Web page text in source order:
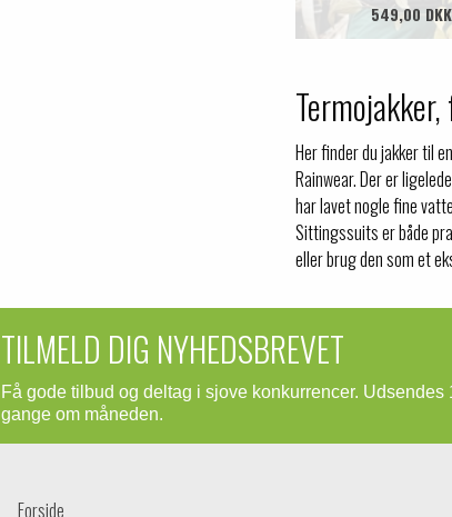
549,00 DKK
Her finder du jakker til
Rainwear. Der er
har lavet nogle fine
Sittingssuits er både
eller brug den som et
TILMELD DIG NYHEDSBREVET
Få gode tilbud og deltag i sjove konkurrencer. Udsendes
gange om måneden.
Forside